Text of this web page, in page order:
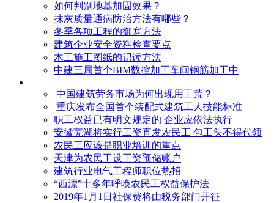
如何判别地基加固效果？
抹灰质量通病防治方法有哪些？
冬季各项工程的御寒​方法
建筑企业安全资料检查要点
木工施工图纸的识读方法
中建三局首个BIM数控加工车间钢筋加工中
中国建筑劳务市场为何出现用工荒？
重庆发布全国首个装配式建筑工人技能标准
职工权益已有明文规定的 企业应依法执行
安徽芜湖将实行工资直发农民工 包工头不得代领
农民工应该是职业培训的重点
天津为农民工设工资预储账户
建筑行业电气工程师职位热招
“西漂”十多年呼唤农民工权益保护法
2019年1月1日社保费将由税务部门开征